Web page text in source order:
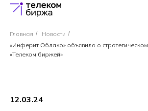
Главная / Новости /
«Инферит Облако» объявило о стратегическом
«Телеком биржей»
12.03.24